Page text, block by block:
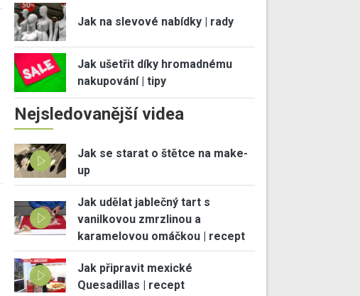
Jak na slevové nabídky | rady
Jak ušetřit díky hromadnému
nakupování | tipy
Nejsledovanější videa
Jak se starat o štětce na make-
up
Jak udělat jablečný tart s
vanilkovou zmrzlinou a
karamelovou omáčkou | recept
Jak připravit mexické
Quesadillas | recept